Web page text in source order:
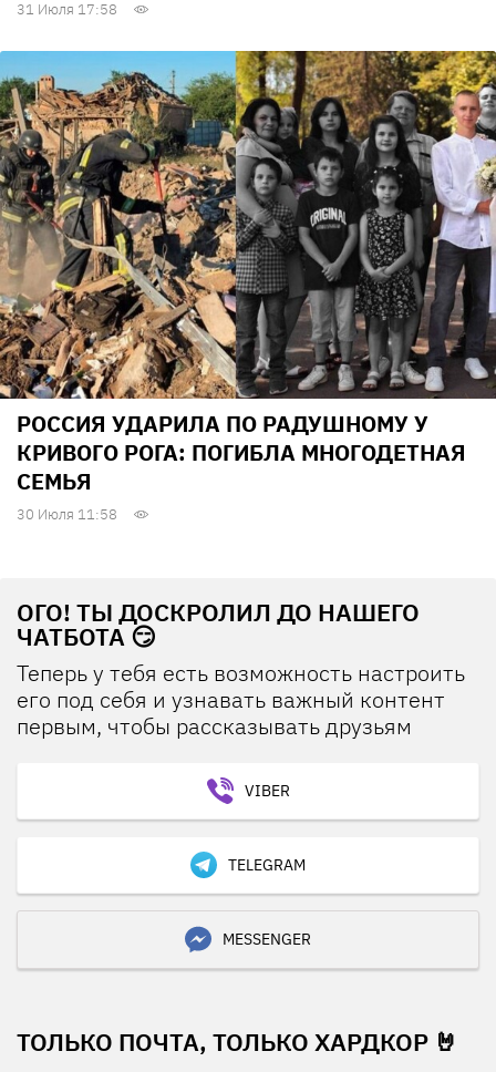
31 Июля 17:58
РОССИЯ УДАРИЛА ПО РАДУШНОМУ У
КРИВОГО РОГА: ПОГИБЛА МНОГОДЕТНАЯ
СЕМЬЯ
30 Июля 11:58
ОГО! ТЫ ДОСКРОЛИЛ ДО НАШЕГО
ЧАТБОТА 😏
Теперь у тебя есть возможность настроить
его под себя и узнавать важный контент
первым, чтобы рассказывать друзьям
VIBER
TELEGRAM
MESSENGER
ТОЛЬКО ПОЧТА, ТОЛЬКО ХАРДКОР 🤘